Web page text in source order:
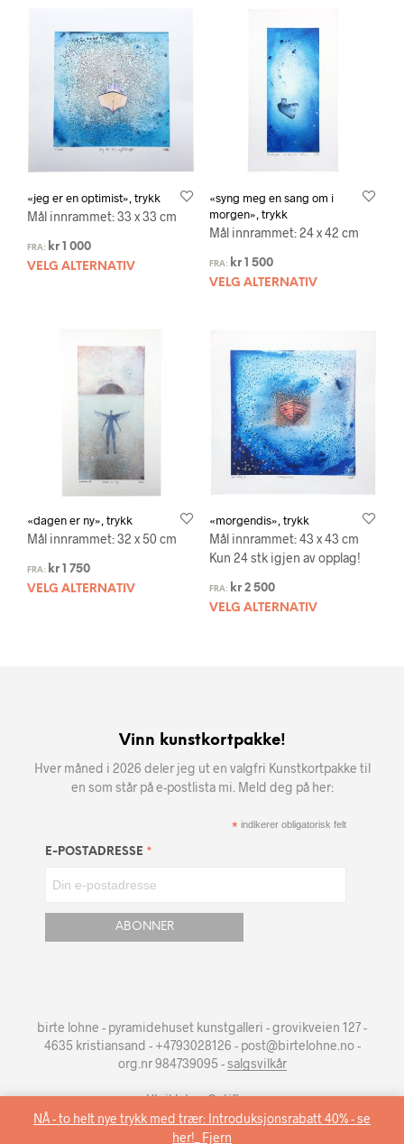
NÅ - to helt nye trykk med trær: Introduksjonsrabatt 40% - se
her!_ Fjern
«jeg er en optimist», trykk
Mål innrammet: 33 x 33 cm
FRA: kr 1 000
VELG ALTERNATIV
«syng meg en sang om i
morgen», trykk
Mål innrammet: 24 x 42 cm
FRA: kr1 500
VELG ALTERNATIV
«dagen er ny», trykk
Mål innrammet: 32 x 50 cm
FRA: kr 1 750
VELG ALTERNATIV
«morgendis», trykk
Mål innrammet: 43 x 43 cm
Kun 24 stk igjen av opplag!
FRA: kr2 500
VELG ALTERNATIV
Vinn kunstkortpakke!
Hver måned i 2026 deler jeg ut en valgfri Kunstkortpakke til
en som står på e-postlista mi. Meld deg på her:
* indikerer obligatorisk felt
E-POSTADRESSE *
birte lohne - pyramidehuset kunstgalleri - grovikveien 127 -
4635 kristiansand - +4793028126 - post@birtelohne.no -
org.nr 984739095 -salgsvilkår
Utviklet avOptiflow.